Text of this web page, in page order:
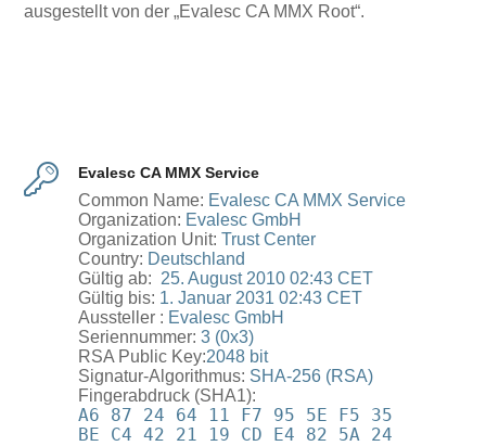
ausgestellt von der „Evalesc CA MMX Root“.
Evalesc CA MMX Service
Common Name: Evalesc CA MMX Service
Organization: Evalesc GmbH
Organization Unit:Trust Center
Country: Deutschland
Gültig ab: ‎ ‎25. ‎August ‎2010 02:43 CET
Gültig bis: 1. ‎Januar ‎2031 02:43 CET
Aussteller : Evalesc GmbH
Seriennummer:3 (0x3)
RSA Public Key:2048 bit
Signatur-Algorithmus: SHA-256 (RSA)
Fingerabdruck (SHA1):
A6 87 24 64 11 F7 95 5E F5 35
BE C4 42 21 19 CD E4 82 5A 24